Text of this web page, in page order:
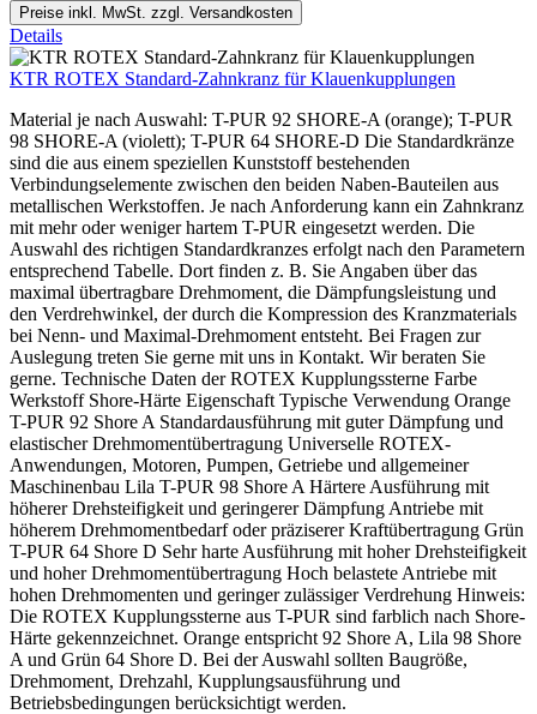
Preise inkl. MwSt. zzgl. Versandkosten
Details
KTR ROTEX Standard-Zahnkranz für Klauenkupplungen
Material je nach Auswahl: T-PUR 92 SHORE-A (orange); T-PUR
98 SHORE-A (violett); T-PUR 64 SHORE-D Die Standardkränze
sind die aus einem speziellen Kunststoff bestehenden
Verbindungselemente zwischen den beiden Naben-Bauteilen aus
metallischen Werkstoffen. Je nach Anforderung kann ein Zahnkranz
mit mehr oder weniger hartem T-PUR eingesetzt werden. Die
Auswahl des richtigen Standardkranzes erfolgt nach den Parametern
entsprechend Tabelle. Dort finden z. B. Sie Angaben über das
maximal übertragbare Drehmoment, die Dämpfungsleistung und
den Verdrehwinkel, der durch die Kompression des Kranzmaterials
bei Nenn- und Maximal-Drehmoment entsteht. Bei Fragen zur
Auslegung treten Sie gerne mit uns in Kontakt. Wir beraten Sie
gerne. Technische Daten der ROTEX Kupplungssterne Farbe
Werkstoff Shore-Härte Eigenschaft Typische Verwendung Orange
T-PUR 92 Shore A Standardausführung mit guter Dämpfung und
elastischer Drehmomentübertragung Universelle ROTEX-
Anwendungen, Motoren, Pumpen, Getriebe und allgemeiner
Maschinenbau Lila T-PUR 98 Shore A Härtere Ausführung mit
höherer Drehsteifigkeit und geringerer Dämpfung Antriebe mit
höherem Drehmomentbedarf oder präziserer Kraftübertragung Grün
T-PUR 64 Shore D Sehr harte Ausführung mit hoher Drehsteifigkeit
und hoher Drehmomentübertragung Hoch belastete Antriebe mit
hohen Drehmomenten und geringer zulässiger Verdrehung Hinweis:
Die ROTEX Kupplungssterne aus T-PUR sind farblich nach Shore-
Härte gekennzeichnet. Orange entspricht 92 Shore A, Lila 98 Shore
A und Grün 64 Shore D. Bei der Auswahl sollten Baugröße,
Drehmoment, Drehzahl, Kupplungsausführung und
Betriebsbedingungen berücksichtigt werden.